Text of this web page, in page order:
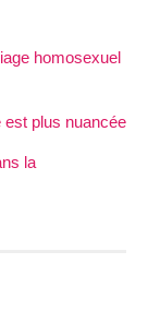
homosexuel
est plus nuancée
la